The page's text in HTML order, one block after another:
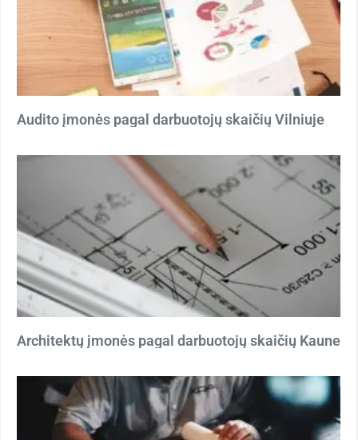
Audito įmonės pagal darbuotojų skaičių Vilniuje
Architektų įmonės pagal darbuotojų skaičių Kaune